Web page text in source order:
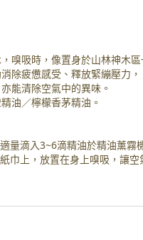
嗅吸時，像置身於山林神木區
除疲憊感受、釋放緊繃壓力，
能清除空氣中的異味。
油／檸檬香茅精油。
量滴入3~6滴精油於精油薰霧
巾上，放置在身上嗅吸，讓空